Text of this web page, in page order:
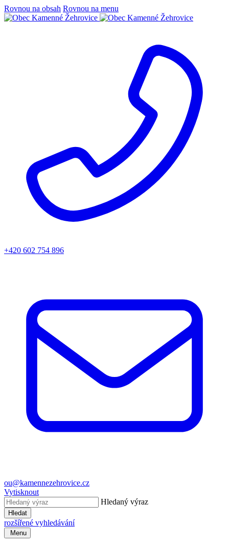
Rovnou na obsah Rovnou na menu
+420 602 754 896
ou@kamennezehrovice.cz
Vytisknout
Hledaný výraz
Hledat
rozšířené vyhledávání
Menu